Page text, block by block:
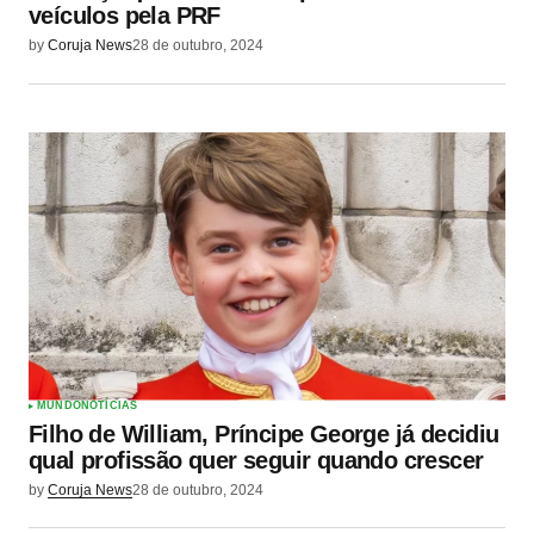
veículos pela PRF
by Coruja News28 de outubro, 2024
MUNDONOTÍCIAS
Filho de William, Príncipe George já decidiu
qual profissão quer seguir quando crescer
by Coruja News28 de outubro, 2024